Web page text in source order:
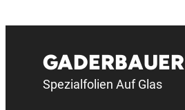
GADERBAUER
Spezialfolien Auf Glas